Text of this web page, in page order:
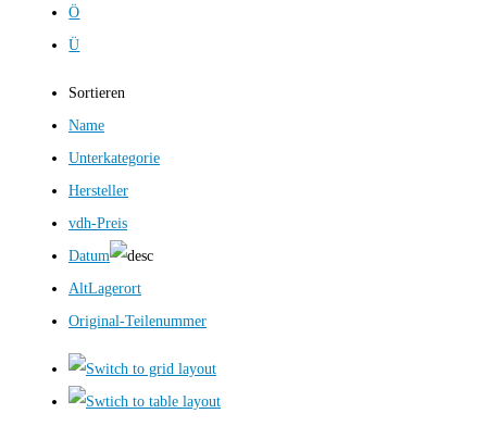
Ö
Ü
Sortieren
Name
Unterkategorie
Hersteller
vdh-Preis
Datum
AltLagerort
Original-Teilenummer